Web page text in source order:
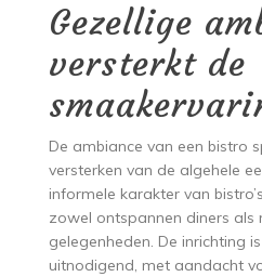
Gezellige
versterkt de
De ambiance van een bistro
versterken van de algehele
informele karakter van
zowel ontspannen diners als
gelegenheden. De inrichting
uitnodigend, met aandacht